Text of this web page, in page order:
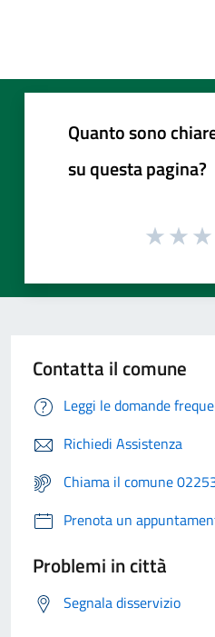
Quanto sono
su questa pagina?
Contatta il comune
Leggi le domande
Richiedi Assistenza
Chiama il comune
Prenota un
Problemi in città
Segnala disservizio